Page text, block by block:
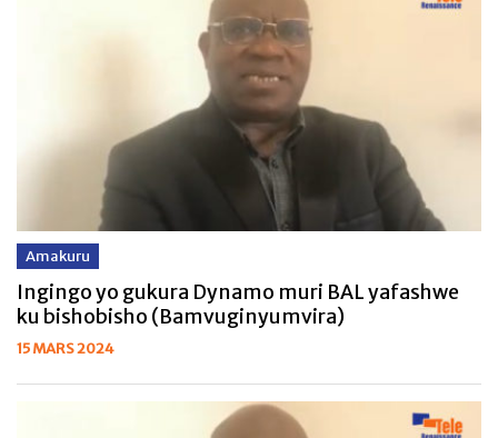
Amakuru
Ingingo yo gukura Dynamo muri BAL yafashwe
ku bishobisho (Bamvuginyumvira)
15 MARS 2024